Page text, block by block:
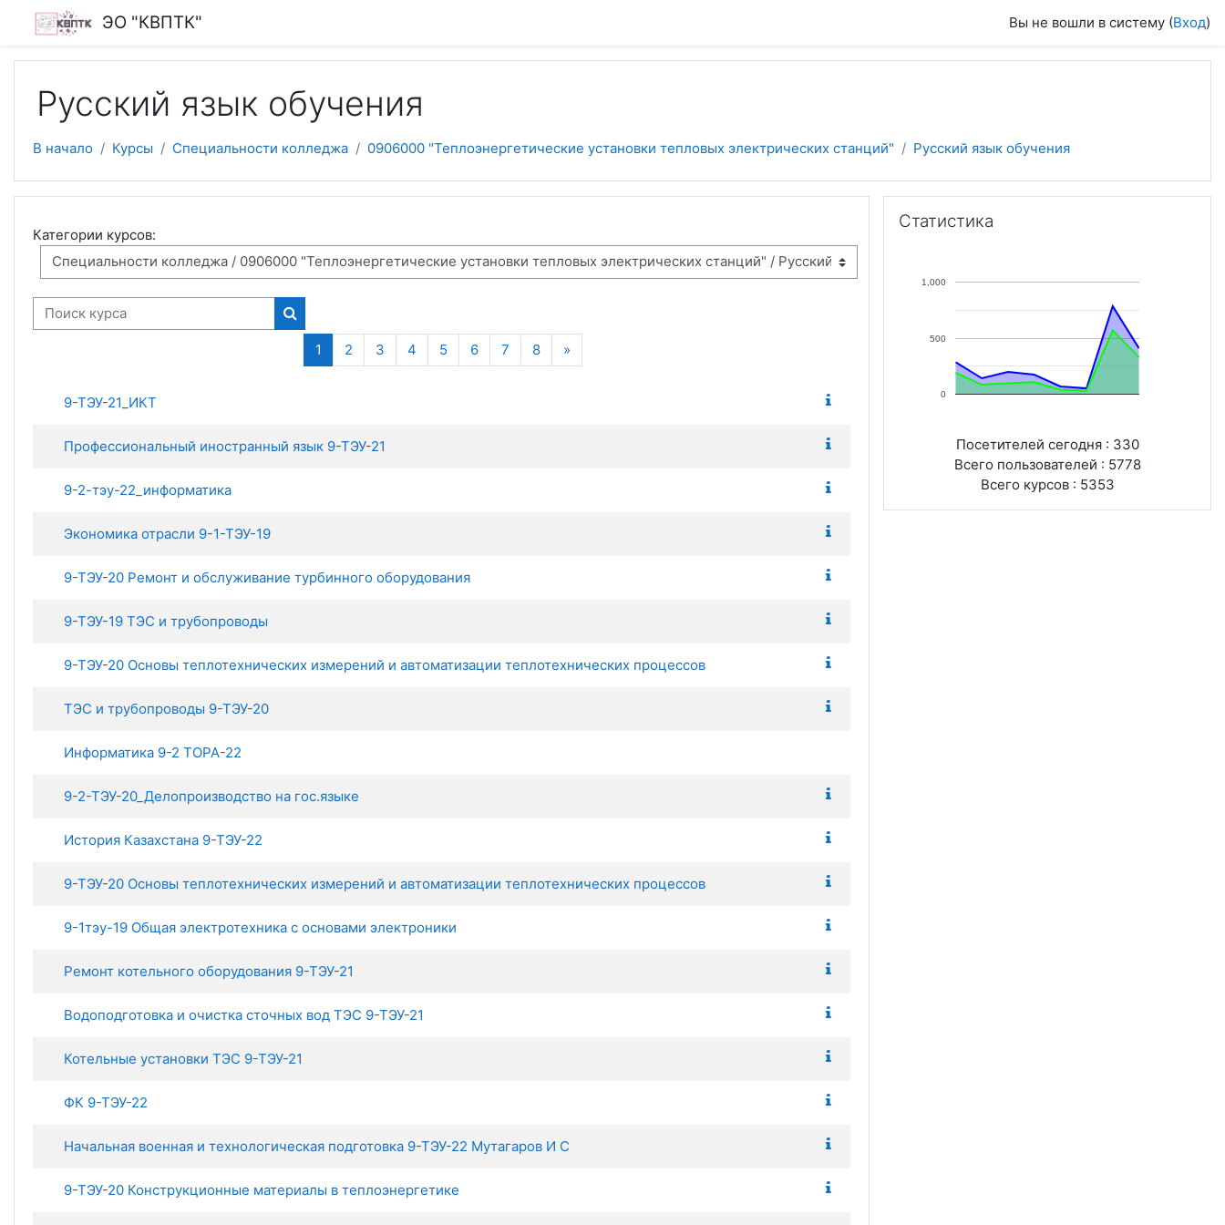
Перейти к основному содержанию
ЭО "КВПТК" Вы не вошли в систему (Вход)
Русский язык обучения
В начало Курсы Специальности колледжа 0906000 "Теплоэнергетические установки тепловых электрических станций" Русский язык обучения
Категории курсов:
Поиск курса
Поиск курса
1 (текущая)
2 3 4 5 6 7 8 »
9-ТЭУ-21_ИКТ
Профессиональный иностранный язык 9-ТЭУ-21
9-2-тэу-22_информатика
Экономика отрасли 9-1-ТЭУ-19
9-ТЭУ-20 Ремонт и обслуживание турбинного оборудования
9-ТЭУ-19 ТЭС и трубопроводы
9-ТЭУ-20 Основы теплотехнических измерений и автоматизации теплотехнических процессов
ТЭС и трубопроводы 9-ТЭУ-20
Информатика 9-2 ТОРА-22
9-2-ТЭУ-20_Делопроизводство на гос.языке
История Казахстана 9-ТЭУ-22
9-ТЭУ-20 Основы теплотехнических измерений и автоматизации теплотехнических процессов
9-1тэу-19 Общая электротехника с основами электроники
Ремонт котельного оборудования 9-ТЭУ-21
Водоподготовка и очистка сточных вод ТЭС 9-ТЭУ-21
Котельные установки ТЭС 9-ТЭУ-21
ФК 9-ТЭУ-22
Начальная военная и технологическая подготовка 9-ТЭУ-22 Мутагаров И С
9-ТЭУ-20 Конструкционные материалы в теплоэнергетике
Статистика
0
500
1,000
Посетителей сегодня : 330
Всего пользователей : 5778
Всего курсов : 5353